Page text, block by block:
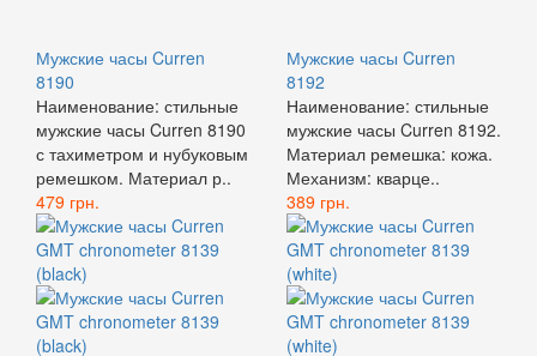
Мужские часы Curren
8190
Наименование: стильные
мужские часы Curren 8190
с тахиметром и нубуковым
ремешком. Материал р..
479 грн.
Мужские часы Curren
8192
Наименование: стильные
мужские часы Curren 8192.
Материал ремешка: кожа.
Механизм: кварце..
389 грн.